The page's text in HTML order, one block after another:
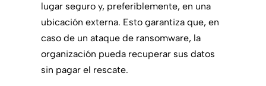
lugar seguro y, preferiblemente, en una
ubicación externa. Esto garantiza que, en
caso de un ataque de ransomware, la
organización pueda recuperar sus datos
sin pagar el rescate.